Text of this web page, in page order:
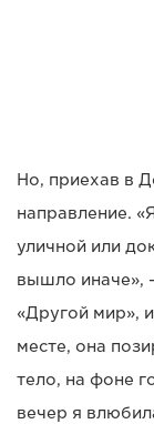
Но, приехав в
направление.
уличной или
вышло иначе»,
«Другой мир»,
месте, она
тело, на фоне
вечер я